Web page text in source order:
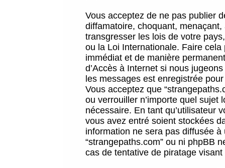
Vous acceptez de ne pas publier
diffamatoire, choquant,
transgresser les lois de votre
ou la Loi Internationale. Faire
immédiat et de manière
d’Accès à Internet si nous
les messages est enregistrée
Vous acceptez que
ou verrouiller n’importe quel sujet
nécessaire. En tant qu’utilisateur
vous avez entré soient stockées
information ne sera pas diffusée
“strangepaths.com” ou ni phpBB
cas de tentative de piratage